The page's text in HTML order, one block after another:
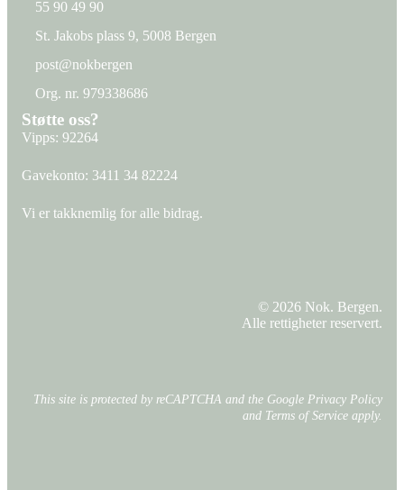
55 90 49 90
St. Jakobs plass 9, 5008 Bergen
St. Jakobs plass 9, 5008 Bergen
post@nokbergen
post@nokbergen
Org. nr. 979338686
Org. nr. 979338686
Støtte oss?
Vipps: 92264
Gavekonto: 3411 34 82224
Vi er takknemlig for alle bidrag.
© 2026 Nok. Bergen.
Alle rettigheter reservert.
This site is protected by reCAPTCHA and the Google Privacy Policy
and Terms of Service apply.